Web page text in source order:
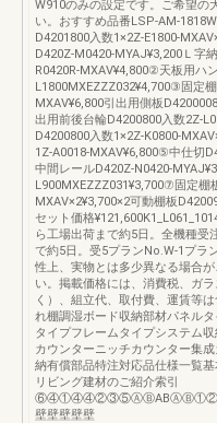
W910のみの設定です。ご希望の
い。おすすめ品番LSP-AM-
D4201800入数1×2Z-E1800-
D420Z-M0420-MYAJ¥3,200Ｌ字
R0420R-MXAV¥4,800②天板用ハ
L1800MXEZZZ032¥4,700③固定
MXAV¥6,800引出用側板
出用前後台輪D4200800入数2Z-
D4200800入数1×2Z-K0800-
1Z-A0018-MXAV¥6,800⑤中仕切
中間レールD420Z-N0420-
L900MXEZZZ031¥3,700⑦固定棚
MXAV×2¥3,700×2可動棚板
セット価格
ら工場出荷まで約5日。全機種受
で約5日。受5プランNo.W-1プラ
性上、実物とは多少異なる場合
い。掲載価格には、消費税、ガ
く）、組立代、取付費、運賃等
れ棚調湿ボード収納部材パネル
タイプフレームタイプシステム
カウンターニッチカウンター集
納有償部品特注対応品仕様一覧
リビング建材のご紹介索引
壁壁壁壁壁